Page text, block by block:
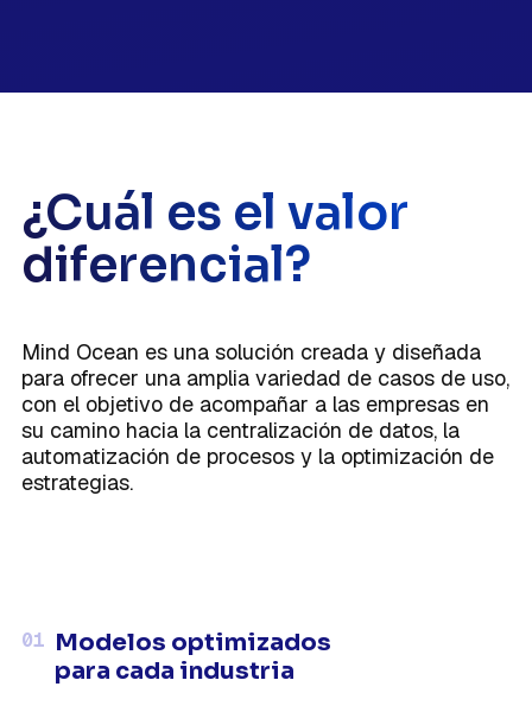
¿Cuál es el valor
diferencial?
Mind Ocean es una solución creada y diseñada
para ofrecer una amplia variedad de casos de uso,
con el objetivo de acompañar a las empresas en
su camino hacia la centralización de datos, la
automatización de procesos y la optimización de
estrategias.
01 Modelos optimizados
para cada industria